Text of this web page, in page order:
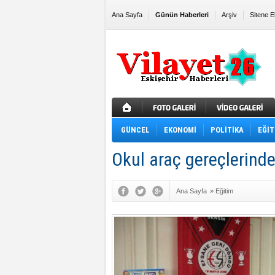
Ana Sayfa Günün Haberleri Arşiv Sitene
GÜNCEL EKONOMİ POLİTİKA
Okul araç
Ana Sayfa » Eğitim